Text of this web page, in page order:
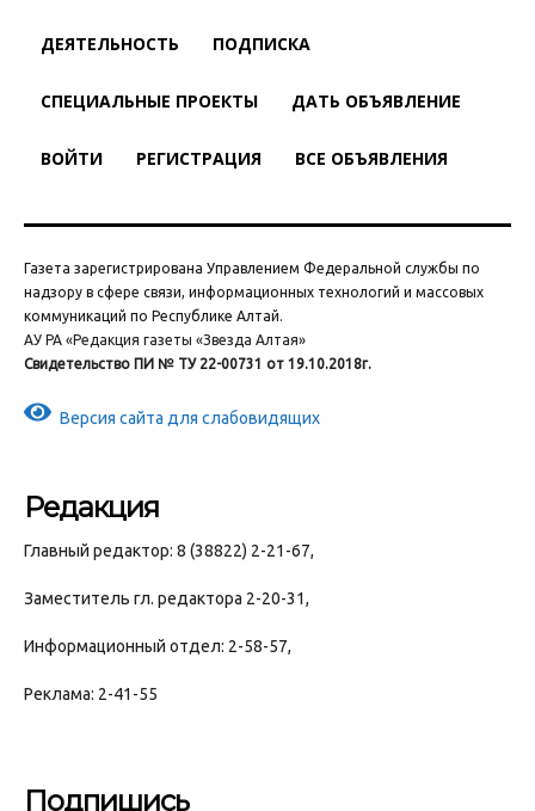
ДЕЯТЕЛЬНОСТЬ ПОДПИСКА
СПЕЦИАЛЬНЫЕ ПРОЕКТЫ ДАТЬ ОБЪЯВЛЕНИЕ
ВОЙТИ РЕГИСТРАЦИЯ ВСЕ ОБЪЯВЛЕНИЯ
Газета зарегистрирована Управлением Федеральной службы по
надзору в сфере связи, информационных технологий и массовых
коммуникаций по Республике Алтай.
АУ РА «Редакция газеты «Звезда Алтая»
Свидетельство ПИ № ТУ 22-00731 от 19.10.2018г.
Версия сайта для слабовидящих
Редакция
Главный редактор: 8 (38822) 2-21-67,
Заместитель гл. редактора 2-20-31,
Информационный отдел: 2-58-57,
Реклама: 2-41-55
Подпишись